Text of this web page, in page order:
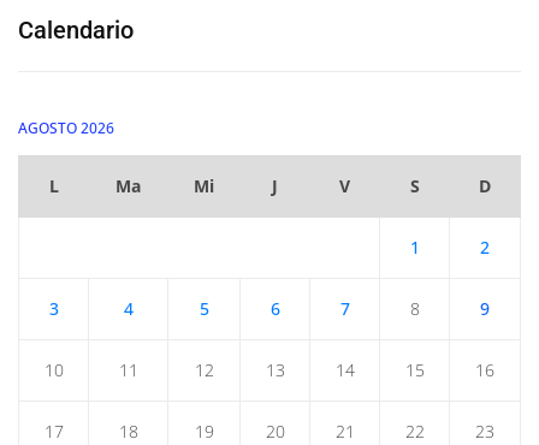
Calendario
AGOSTO 2026
L Ma Mi J V S D
1 2
3 4 5 6 7 8 9
10 11 12 13 14 15 16
17 18 19 20 21 22 23